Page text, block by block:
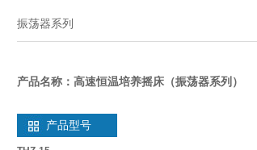
振荡器系列
产品名称：高速恒温培养摇床（振荡器系列）
产品型号